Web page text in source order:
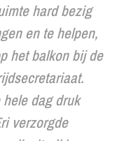
hard bezig
en te helpen,
het balkon bij de
dag druk
verzorgde